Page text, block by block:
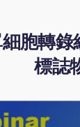
細胞轉
標誌